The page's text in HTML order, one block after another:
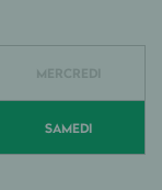
MERCREDI
SAMEDI